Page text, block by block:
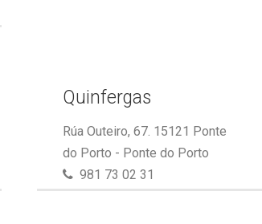
Quinfergas
Rúa Outeiro, 67. 15121 Ponte
do Porto - Ponte do Porto
981 73 02 31